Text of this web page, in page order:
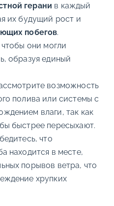
герани в каждый
их будущий рост и
побегов.
они могли
образуя единый
возможность
полива или системы с
влаги, так как
быстрее пересыхают.
что
находится в месте,
порывов ветра, что
хрупких